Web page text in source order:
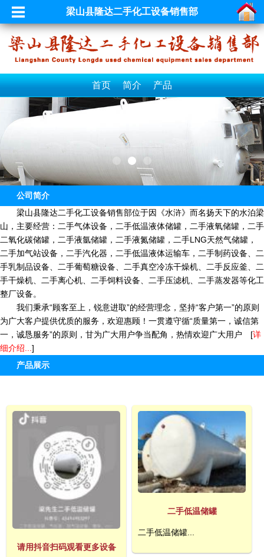
梁山县隆达二手化工设备销售部
首页 简介 产品
公司简介
梁山县隆达二手化工设备销售部位于因《水浒》而名扬天下的水泊梁
山，主要经营：二手气体设备，二手低温液体储罐，二手液氧储罐，二手
二氧化碳储罐，二手液氩储罐，二手液氮储罐，二手LNG天然气储罐，
二手加气站设备，二手汽化器，二手低温液体运输车，二手制药设备、二
手乳制品设备、二手葡萄糖设备、二手真空冷冻干燥机、二手反应釜、二
手干燥机、二手离心机、二手饲料设备、二手压滤机、二手蒸发器等化工
整厂设备。
我们秉承“顾客至上，锐意进取”的经营理念，坚持“客户第一”的原则
为广大客户提供优质的服务，欢迎惠顾！一贯遵守循“质量第一，诚信第
一，诚恳服务”的原则，甘为广大用户争当配角，热情欢迎广大用户 [详
细介绍... ]
产品展示
请用抖音扫码观看更多设备
二手低温储罐
二手低温储罐...